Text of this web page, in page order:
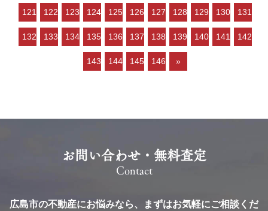
121 122 123 124 125 126 127 128 129 130 131
132 133 134 135 136 137 138 139 140 141 142
143 144 145 146 »
お問い合わせ・無料査定
Contact
広島市の不動産にお悩みなら、
まずはお気軽にご相談くだ